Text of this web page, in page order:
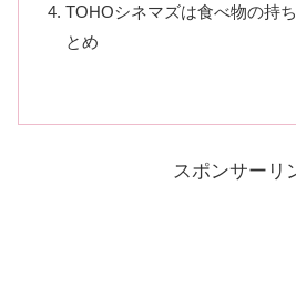
TOHOシネマズは食べ物の持
とめ
スポンサーリ